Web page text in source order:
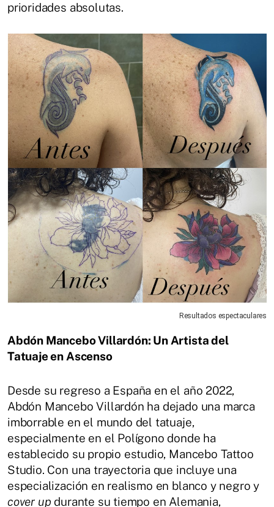
prioridades absolutas.
Resultados espectaculares
Abdón Mancebo Villardón: Un Artista del
Tatuaje en Ascenso
Desde su regreso a España en el año 2022,
Abdón Mancebo Villardón ha dejado una marca
imborrable en el mundo del tatuaje,
especialmente en el Polígono donde ha
establecido su propio estudio, Mancebo Tattoo
Studio. Con una trayectoria que incluye una
especialización en realismo en blanco y negro y
cover up durante su tiempo en Alemania,